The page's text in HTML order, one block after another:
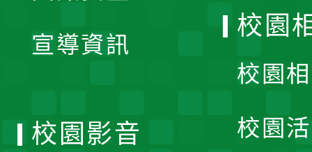
宣導資訊
校園
校園
校園
校園影音